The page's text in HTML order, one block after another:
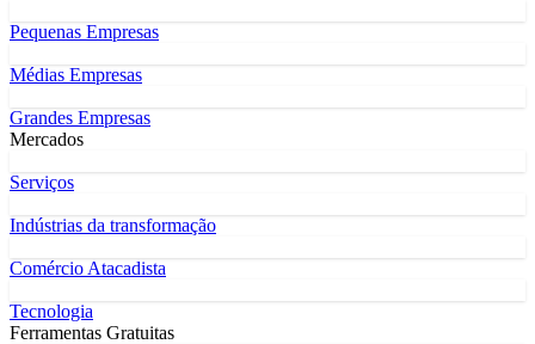
Pequenas Empresas
Médias Empresas
Grandes Empresas
Mercados
Serviços
Indústrias da transformação
Comércio Atacadista
Tecnologia
Ferramentas Gratuitas